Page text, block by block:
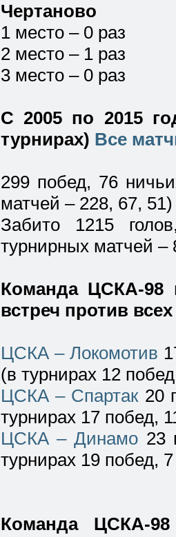
Чертаново
1 место – 0 раз
2 место – 1 раз
3 место – 0 раз
С 2005 по 2015
турнирах) Все
299 побед, 76
матчей – 228, 67, 51)
Забито 1215
турнирных матчей –
Команда ЦСКА-98
встреч против
ЦСКА – Локомотив
(в турнирах 12
ЦСКА – Спартак20
турнирах 17 побед,
ЦСКА – Динамо 23
турнирах 19 побед,
Команда ЦСКА-